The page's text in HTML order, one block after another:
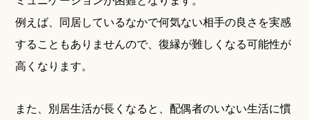
例えば、同居しているなかで何気ない相手の良さを実感
することもありませんので、復縁が難しくなる可能性が
高くなります。
また、別居生活が長くなると、配偶者のいない生活に慣